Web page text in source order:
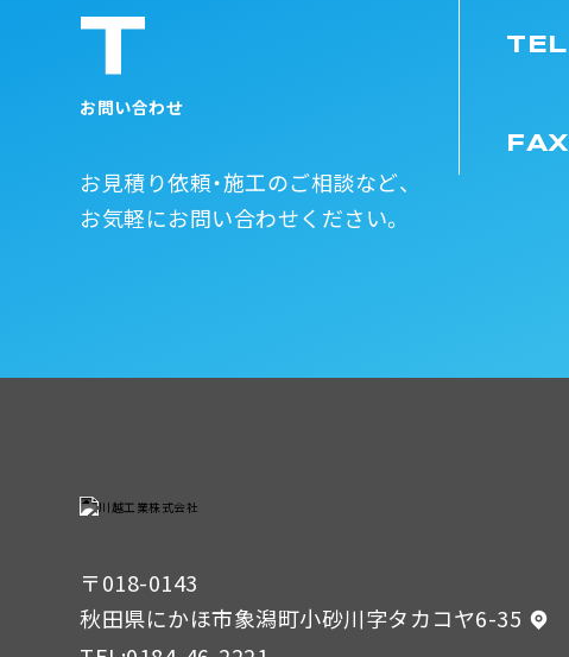
T
お問い合わせ
お見積り依頼・施工のご相談など、
お気軽にお問い合わせください。
TEL
FAX
〒018-0143
秋田県にかほ市象潟町小砂川字タカコヤ6-35